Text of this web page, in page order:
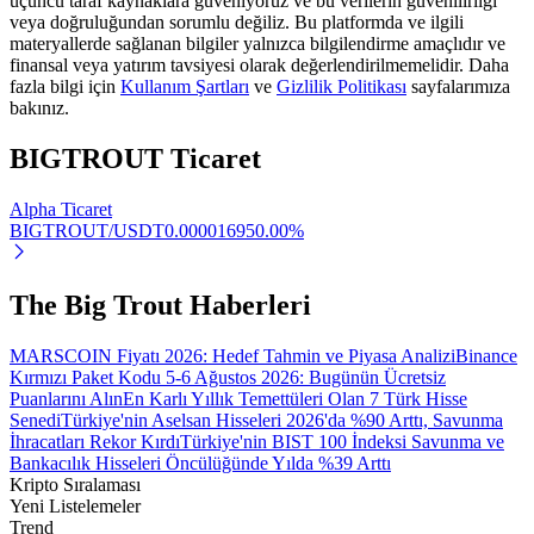
Staking
Yüksek getiri ve anında erişim
Launchpool
Popüler token'lar kazanmak için esnek staking
veya doğruluğundan sorumlu değiliz. Bu platformda ve ilgili
materyallerde sağlanan bilgiler yalnızca bilgilendirme amaçlıdır ve
finansal veya yatırım tavsiyesi olarak değerlendirilmemelidir. Daha
fazla bilgi için Kullanım Şartları ve Gizlilik Politikası sayfalarımıza
bakınız.
BIGTROUT Ticaret
Alpha Ticaret
BIGTROUT/USDT0.000016950.00%
The Big Trout Haberleri
MARSCOIN Fiyatı 2026: Hedef Tahmin ve Piyasa AnaliziBinance
Kırmızı Paket Kodu 5-6 Ağustos 2026: Bugünün Ücretsiz
Puanlarını AlınEn Karlı Yıllık Temettüleri Olan 7 Türk Hisse
SenediTürkiye'nin Aselsan Hisseleri 2026'da %90 Arttı, Savunma
İhracatları Rekor KırdıTürkiye'nin BIST 100 İndeksi Savunma ve
Bankacılık Hisseleri Öncülüğünde Yılda %39 Arttı
Kripto Sıralaması
Yeni Listelemeler
Trend